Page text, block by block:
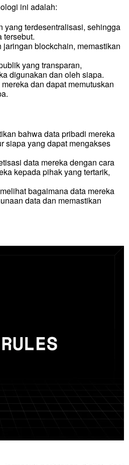
ini adalah:
yang terdesentralisasi, sehingga
tersebut.
blockchain, memastikan
yang transparan,
digunakan dan oleh siapa.
dan dapat memutuskan
bahwa data pribadi mereka
siapa yang dapat mengakses
data mereka dengan cara
kepada pihak yang tertarik,
bagaimana data mereka
data dan memastikan